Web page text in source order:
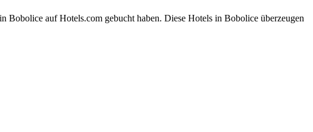
Bobolice auf Hotels.com gebucht haben. Diese Hotels in Bobolice überzeugen